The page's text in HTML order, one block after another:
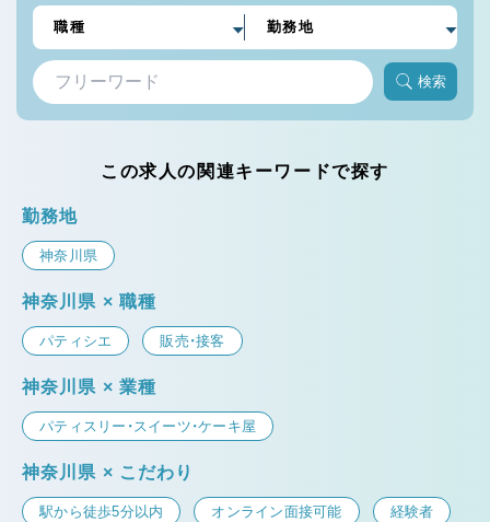
検索
この求人の関連キーワードで探す
勤務地
神奈川県
神奈川県 × 職種
パティシエ 販売・接客
神奈川県 × 業種
パティスリー・スイーツ・ケーキ屋
神奈川県 × こだわり
駅から徒歩5分以内 オンライン面接可能 経験者